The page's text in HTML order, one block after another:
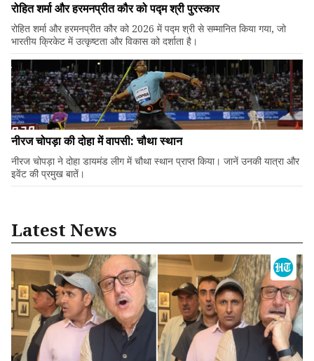
रोहित शर्मा और हरमनप्रीत कौर को पद्म श्री पुरस्कार
रोहित शर्मा और हरमनप्रीत कौर को 2026 में पद्म श्री से सम्मानित किया गया, जो
भारतीय क्रिकेट में उत्कृष्टता और विकास को दर्शाता है।
नीरज चोपड़ा की दोहा में वापसी: चौथा स्थान
नीरज चोपड़ा ने दोहा डायमंड लीग में चौथा स्थान प्राप्त किया। जानें उनकी यात्रा और
इवेंट की प्रमुख बातें।
Latest News